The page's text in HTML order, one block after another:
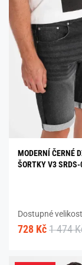
MODERNÍ ČERNÉ
ŠORTKY V3
Dostupné
728 Kč 1 474